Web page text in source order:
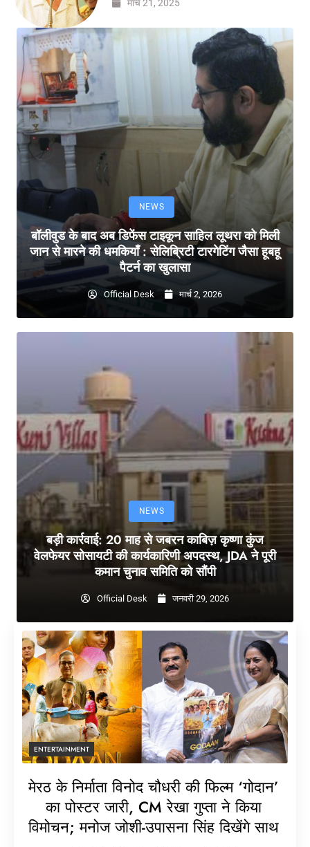
मार्च 21, 2025
NEWS
बॉलीवुड के बाद अब डिफेंस टाइकून साहिल लूथरा को मिली
जान से मारने की धमकियाँ : सेलिब्रिटी टारगेटिंग जैसा हूबहू
पैटर्न का खुलासा
Official Desk मार्च 2, 2026
NEWS
बड़ी कार्रवाई: 20 माह से जबरन काबिज़ कृष्णा कुंज
वेलफेयर सोसायटी की कार्यकारिणी अपदस्थ, JDA ने पूरी
कमान चुनाव समिति को सौंपी
Official Desk जनवरी 29, 2026
ENTERTAINMENT
मेरठ के निर्माता विनोद चौधरी की फिल्म ‘गोदान’
का पोस्टर जारी, CM रेखा गुप्ता ने किया
विमोचन; मनोज जोशी-उपासना सिंह दिखेंगे साथ